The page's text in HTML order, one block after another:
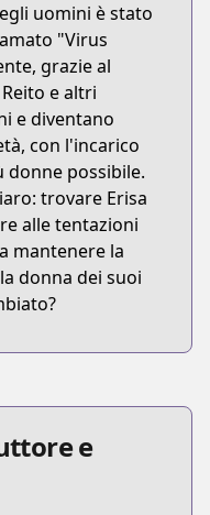
uomini è stato
"Virus
grazie al
e altri
e diventano
con l'incarico
possibile.
trovare Erisa
alle tentazioni
mantenere la
donna dei suoi
e